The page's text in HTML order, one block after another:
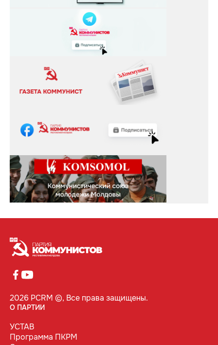
2026 PCRM ©, Все права защищены.
О ПАРТИИ
УСТАВ
Программа ПКРМ